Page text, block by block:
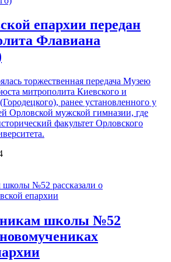
епархии передан
Флавиана
торжественная передача Музею
митрополита Киевского и
ранее установленного у
Орловской мужской гимназии, где
факультет Орловского
школы №52